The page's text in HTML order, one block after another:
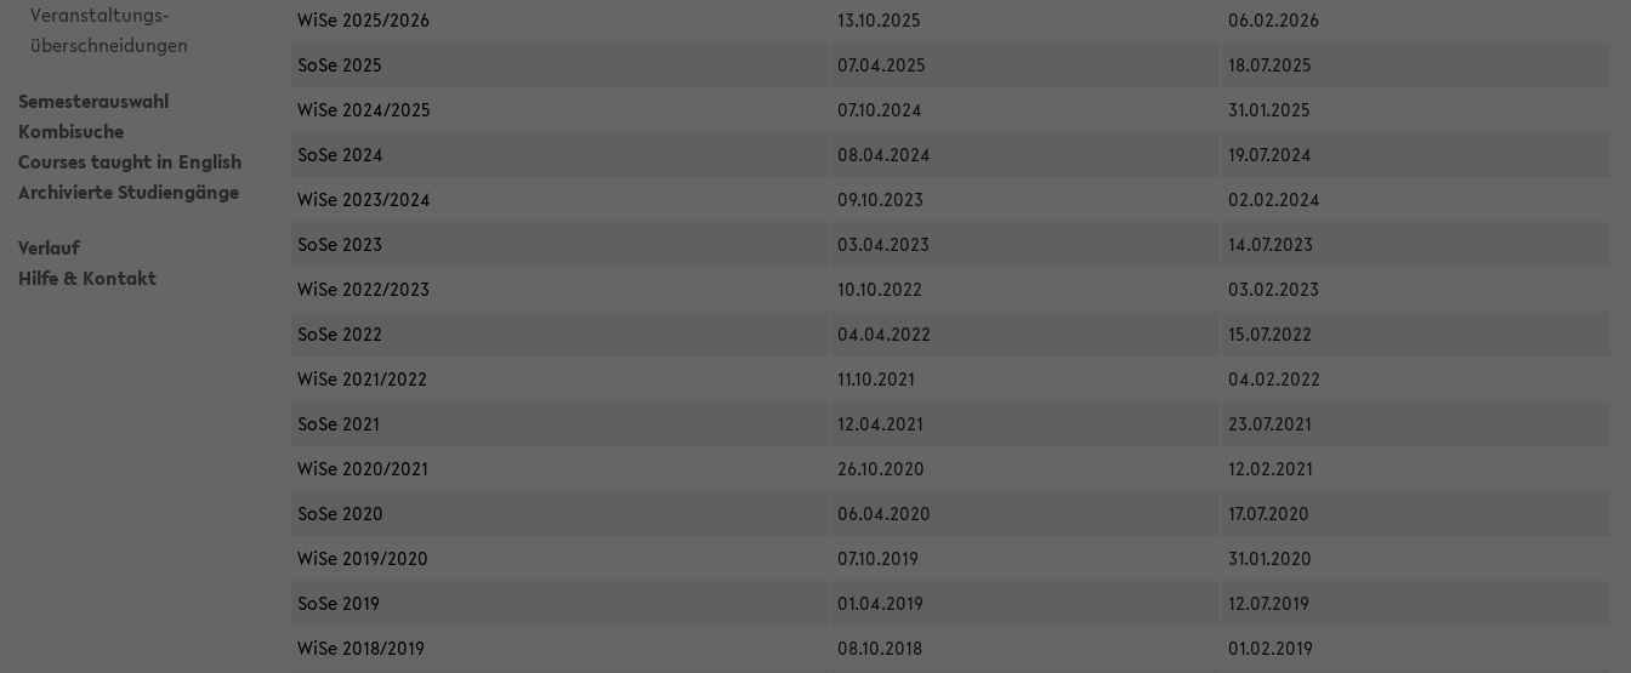
Veranstaltungs-
überschneidungen
Semesterauswahl
Kombisuche
Courses taught in English
Archivierte Studiengänge
Verlauf
Hilfe & Kontakt
WiSe 2025/2026
13.10.2025
06.02.2026
SoSe 2025
07.04.2025
18.07.2025
WiSe 2024/2025
07.10.2024
31.01.2025
SoSe 2024
08.04.2024
19.07.2024
WiSe 2023/2024
09.10.2023
02.02.2024
SoSe 2023
03.04.2023
14.07.2023
WiSe 2022/2023
10.10.2022
03.02.2023
SoSe 2022
04.04.2022
15.07.2022
WiSe 2021/2022
11.10.2021
04.02.2022
SoSe 2021
12.04.2021
23.07.2021
WiSe 2020/2021
26.10.2020
12.02.2021
SoSe 2020
06.04.2020
17.07.2020
WiSe 2019/2020
07.10.2019
31.01.2020
SoSe 2019
01.04.2019
12.07.2019
WiSe 2018/2019
08.10.2018
01.02.2019